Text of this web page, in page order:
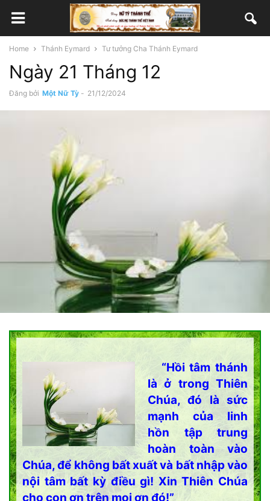
Home Thánh Eymard Tư tưởng Cha Thánh Eymard
Ngày 21 Tháng 12
Đăng bởi Một Nữ Tỳ - 21/12/2024
“Hồi tâm thánh
là ở trong Thiên
Chúa, đó là sức
mạnh của linh
hồn tập trung
hoàn toàn vào
Chúa, để không bất xuất và bất nhập vào
nội tâm bất kỳ điều gì! Xin Thiên Chúa
cho con ơn trên mọi ơn đó!”